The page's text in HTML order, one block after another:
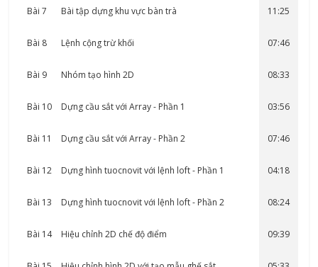
Bài 7 Bài tập dựng khu vực bàn trà 11:25
Bài 8 Lệnh cộng trừ khối 07:46
Bài 9 Nhóm tạo hình 2D 08:33
Bài 10 Dựng cầu sắt với Array - Phần 1 03:56
Bài 11 Dựng cầu sắt với Array - Phần 2 07:46
Bài 12 Dựng hình tuocnovit với lệnh loft - Phần 1 04:18
Bài 13 Dựng hình tuocnovit với lệnh loft - Phần 2 08:24
Bài 14 Hiệu chỉnh 2D chế độ điểm 09:39